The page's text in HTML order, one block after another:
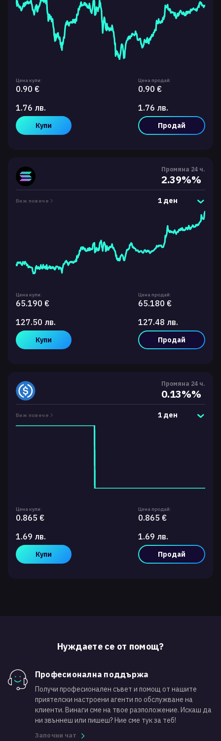
Цена купи:
0.90 €
1.76 лв.
Купи
Цена продай:
0.90 €
1.76 лв.
Продай
Промяна 24 ч.
2.39%%
Виж повече 1 ден
Цена купи:
65.190 €
127.50 лв.
Купи
Цена продай:
65.180 €
127.48 лв.
Продай
Промяна 24 ч.
0.13%%
Виж повече 1 ден
Цена купи:
0.865 €
1.69 лв.
Купи
Цена продай:
0.865 €
1.69 лв.
Продай
Нуждаете се от помощ?
Професионална поддържа
Получи професионален съвет и помощ от нашите
приятелски настроени агенти по обслужване на
клиенти. Винаги сме на твое разположение. Искаш да
ни звъннеш или пишеш? Ние сме тук за теб!
Започни чат